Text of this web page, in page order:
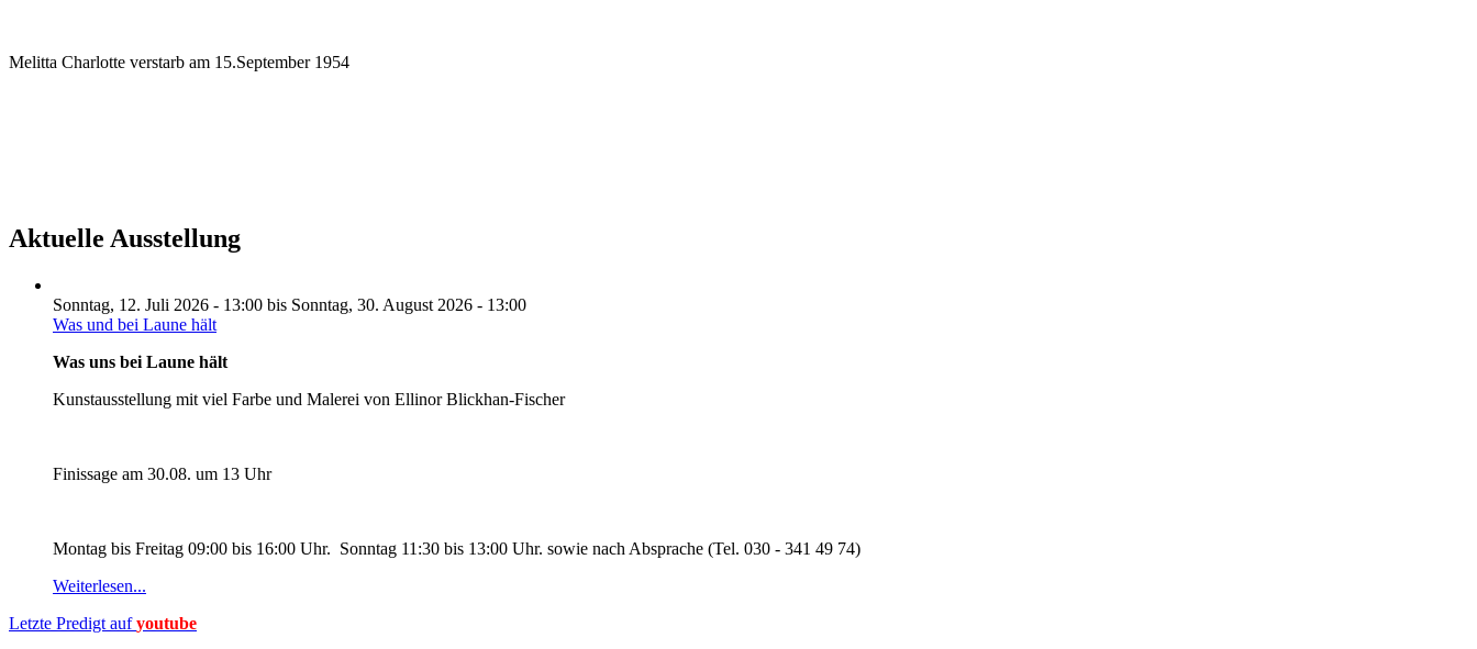
Melitta Charlotte verstarb am 15.September 1954
Aktuelle Ausstellung
Sonntag, 12. Juli 2026 - 13:00 bis Sonntag, 30. August 2026 - 13:00
Was und bei Laune hält
Was uns bei Laune hält
Kunstausstellung mit viel Farbe und Malerei von Ellinor Blickhan-Fischer
Finissage am 30.08. um 13 Uhr
Montag bis Freitag 09:00 bis 16:00 Uhr. Sonntag 11:30 bis 13:00 Uhr. sowie nach Absprache (Tel. 030 - 341 49 74)
Weiterlesen...
Letzte Predigt auf youtube